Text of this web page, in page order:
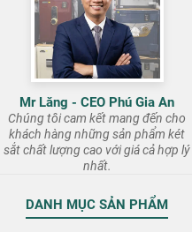
Mr Lăng - CEO Phú Gia An
Chúng tôi cam kết mang đến cho
khách hàng những sản phẩm két
sắt chất lượng cao với giá cả hợp lý
nhất.
DANH MỤC SẢN PHẨM